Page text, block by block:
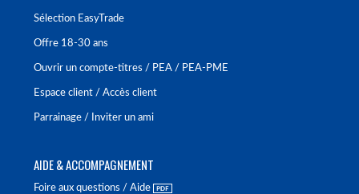
Sélection EasyTrade
Offre 18-30 ans
Ouvrir un compte-titres / PEA / PEA-PME
Espace client / Accès client
Parrainage / Inviter un ami
AIDE & ACCOMPAGNEMENT
Foire aux questions / Aide